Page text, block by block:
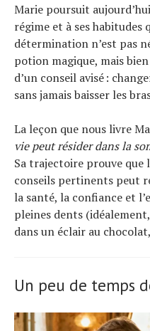
Marie poursuit
régime et à ses
détermination n’est pas
potion magique, mais
d’un conseil avisé :
sans jamais baisser les
La leçon que nous livre
vie peut résider dans la
Sa trajectoire prouve que
conseils pertinents peut
la santé, la confiance et
pleines dents
dans un éclair au
Un peu de temps